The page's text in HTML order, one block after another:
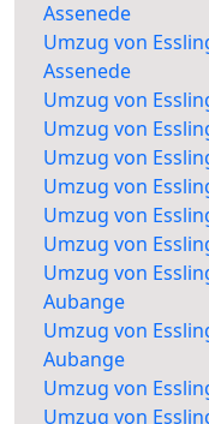
Assenede
Umzug von
Assenede
Umzug von
Umzug von
Umzug von
Umzug von
Umzug von
Umzug von
Umzug von
Aubange
Umzug von
Aubange
Umzug von
Umzug von